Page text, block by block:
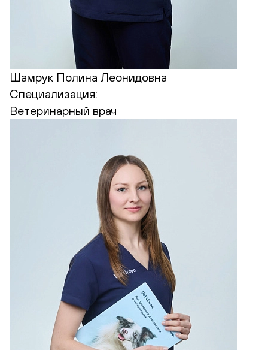
Шамрук Полина Леонидовна
Специализация:
Ветеринарный врач